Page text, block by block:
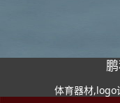
体育器材,logo